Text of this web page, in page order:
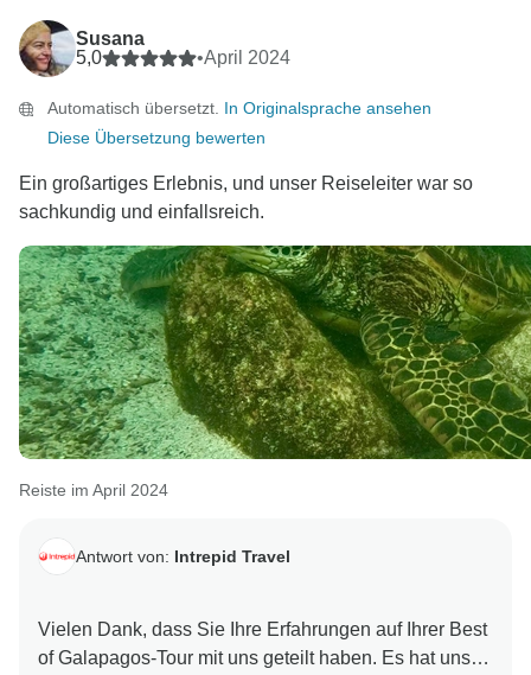
Susana
5,0
•April 2024
Automatisch übersetzt. In Originalsprache ansehen
Diese Übersetzung bewerten
Ein großartiges Erlebnis, und unser Reiseleiter war so
sachkundig und einfallsreich.
Reiste im April 2024
Antwort von: Intrepid Travel
Vielen Dank, dass Sie Ihre Erfahrungen auf Ihrer Best
of Galapagos-Tour mit uns geteilt haben. Es hat uns